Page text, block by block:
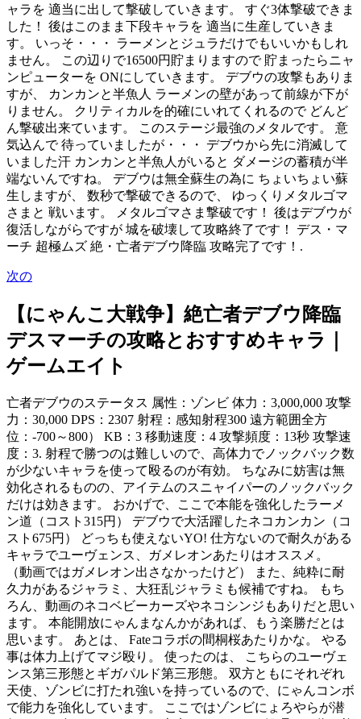
ャラを 適当に出して撃破していきます。 すぐ3体撃破できま
した！ 後はこのまま下段キャラを 適当に生産していきま
す。 いっそ・・・ ラーメンとジュラだけでもいいかもしれ
ません。 この辺りで16500円貯まりますので 貯まったらニャ
ンピューターを ONにしていきます。 デブウの攻撃もありま
すが、 カンカンと半魚人 ラーメンの壁があって前線が下が
りません。 クリティカルを的確にいれてくれるので どんど
ん撃破出来ています。 このステージ最強のメタルです。 意
気込んで 待っていましたが・・・ デブウから先に消滅して
いました汗 カンカンと半魚人がいると ダメージの蓄積が半
端ないんですね。 デブウは無全蘇生の為に ちょいちょい蘇
生しますが、 数秒で撃破できるので、 ゆっくりメタルゴマ
さまと 戦います。 メタルゴマさま撃破です！ 後はデブウが
復活しながらですが 城を破壊して攻略終了です！ デス・マ
ーチ 超極ムズ 絶・亡者デブウ降臨 攻略完了です！.
次の
【にゃんこ大戦争】絶亡者デブウ降臨
デスマーチの攻略とおすすめキャラ｜
ゲームエイト
亡者デブウのステータス 属性：ゾンビ 体力：3,000,000 攻撃
力：30,000 DPS：2307 射程：感知射程300 遠方範囲全方
位：-700～800） KB：3 移動速度：4 攻撃頻度：13秒 攻撃速
度：3. 射程で勝つのは難しいので、高体力でノックバック数
が少ないキャラを使って殴るのが有効。 ちなみに妨害は無
効化されるものの、アイテムのスニャイパーのノックバック
だけは効きます。 おかげで、ここで本能を強化したラーメ
ン道（コスト315円） デブウで大活躍したネコカンカン（コ
スト675円） どっちも使えないYO! 仕方ないので耐久がある
キャラでユーヴェンス、ガメレオンあたりはオススメ。
（動画ではガメレオン出さなかったけど） また、純粋に耐
久力があるジャラミ、大狂乱ジャラミも候補ですね。 もち
ろん、動画のネコベビーカーズやネコシンジもありだと思い
ます。 本能開放にゃんまなんかがあれば、もう楽勝だとは
思います。 あとは、 Fateコラボの間桐桜あたりかな。 やる
事は体力上げてマジ殴り。 使ったのは、 こちらのユーヴェ
ンス第三形態とギガパルド第三形態。 双方ともにそれぞれ
天使、ゾンビに打たれ強いを持っているので、にゃんコンボ
で能力を強化しています。 ここではゾンビにょろやらが潜